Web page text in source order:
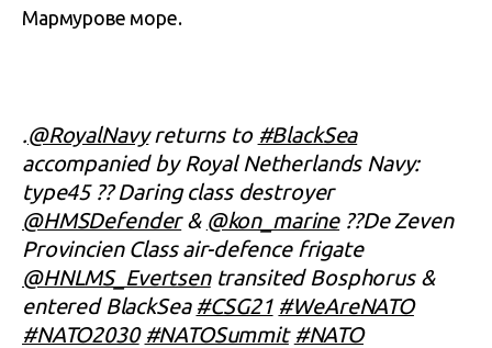
Мармурове море.
.@RoyalNavyreturns to #BlackSea
accompanied by Royal Netherlands Navy:
type45 ?? Daring class destroyer
@HMSDefender& @kon_marine??De Zeven
Provincien Class air-defence frigate
@HNLMS_Evertsentransited Bosphorus &
entered BlackSea #CSG21 #WeAreNATO
#NATO2030 #NATOSummit #NATO